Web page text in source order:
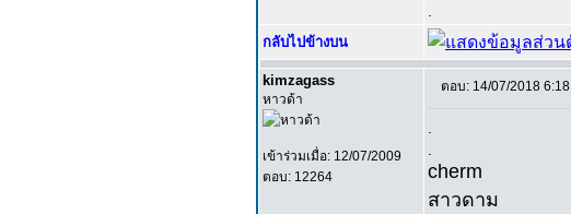
กลับไปข้างบน
kimzagass
หาวด้า
เข้าร่วมเมื่อ: 12/07/2009
ตอบ: 12264
ตอบ: 14/07/2018
cherm
สาวดาม